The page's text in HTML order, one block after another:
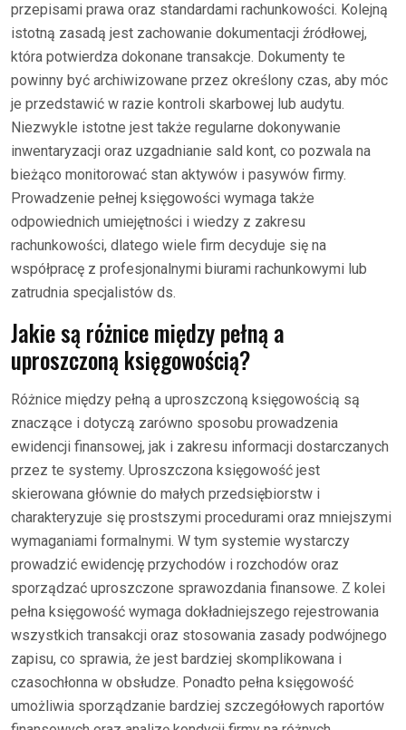
przepisami prawa oraz standardami rachunkowości. Kolejną
istotną zasadą jest zachowanie dokumentacji źródłowej,
która potwierdza dokonane transakcje. Dokumenty te
powinny być archiwizowane przez określony czas, aby móc
je przedstawić w razie kontroli skarbowej lub audytu.
Niezwykle istotne jest także regularne dokonywanie
inwentaryzacji oraz uzgadnianie sald kont, co pozwala na
bieżąco monitorować stan aktywów i pasywów firmy.
Prowadzenie pełnej księgowości wymaga także
odpowiednich umiejętności i wiedzy z zakresu
rachunkowości, dlatego wiele firm decyduje się na
współpracę z profesjonalnymi biurami rachunkowymi lub
zatrudnia specjalistów ds.
Jakie są różnice między pełną a
uproszczoną księgowością?
Różnice między pełną a uproszczoną księgowością są
znaczące i dotyczą zarówno sposobu prowadzenia
ewidencji finansowej, jak i zakresu informacji dostarczanych
przez te systemy. Uproszczona księgowość jest
skierowana głównie do małych przedsiębiorstw i
charakteryzuje się prostszymi procedurami oraz mniejszymi
wymaganiami formalnymi. W tym systemie wystarczy
prowadzić ewidencję przychodów i rozchodów oraz
sporządzać uproszczone sprawozdania finansowe. Z kolei
pełna księgowość wymaga dokładniejszego rejestrowania
wszystkich transakcji oraz stosowania zasady podwójnego
zapisu, co sprawia, że jest bardziej skomplikowana i
czasochłonna w obsłudze. Ponadto pełna księgowość
umożliwia sporządzanie bardziej szczegółowych raportów